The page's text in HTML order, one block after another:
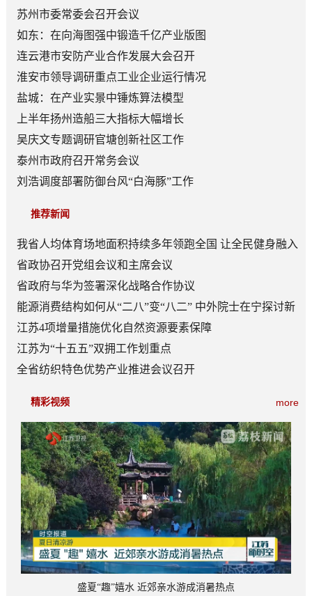
苏州市委常委会召开会议
如东：在向海图强中锻造千亿产业版图
连云港市安防产业合作发展大会召开
淮安市领导调研重点工业企业运行情况
盐城：在产业实景中锤炼算法模型
上半年扬州造船三大指标大幅增长
吴庆文专题调研官塘创新社区工作
泰州市政府召开常务会议
刘浩调度部署防御台风“白海豚”工作
推荐新闻
我省人均体育场地面积持续多年领跑全国 让全民健身融入
日常成为风尚
省政协召开党组会议和主席会议
省政府与华为签署深化战略合作协议
能源消费结构如何从“二八”变“八二” 中外院士在宁探讨新
型能源体系建设
江苏4项增量措施优化自然资源要素保障
江苏为“十五五”双拥工作划重点
全省纺织特色优势产业推进会议召开
more
精彩视频
盛夏“趣”嬉水 近郊亲水游成消暑热点